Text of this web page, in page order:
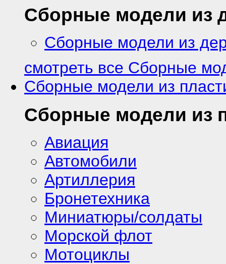
Сборные модели из
Сборные модели из
смотреть все Сборные
Сборные модели из
Сборные модели из
Авиация
Автомобили
Артиллерия
Бронетехника
Миниатюры/солдаты
Морской флот
Мотоциклы